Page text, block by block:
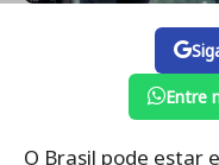
Entre
O Brasil pode estar